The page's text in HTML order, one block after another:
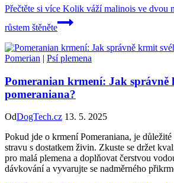
Přečtěte si více Kolik váží malinois ve dvou
růstem štěněte
Pomerian | Psí plemena
Pomeranian krmení: Jak správně
pomeraniana?
OdDogTech.cz 13. 5. 2025
Pokud jde o krmení Pomeraniana, je
stravu s dostatkem živin. Zkuste se držet
pro malá plemena a doplňovat čerstvou
dávkování a vyvarujte se nadměrného